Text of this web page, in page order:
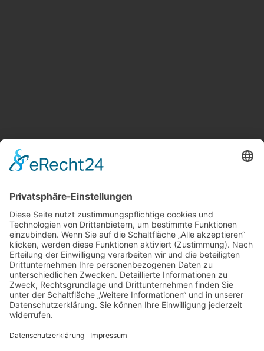
Weitere Informationen
Kontakt
Newsletter
FAQ
Schlagworte
Datenschutz
Impressum